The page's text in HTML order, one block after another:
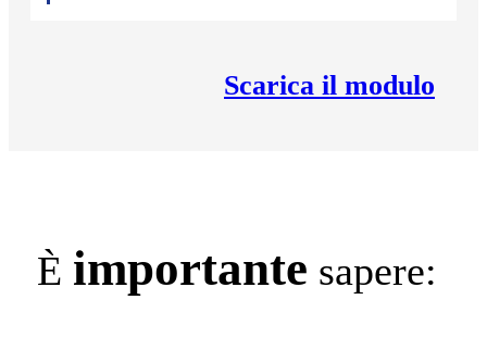
Scarica il modulo
È importante sapere: